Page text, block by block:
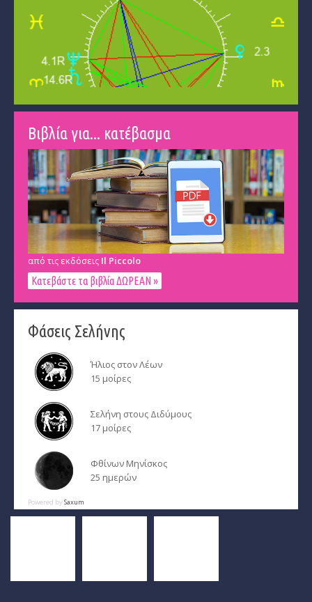
Βιβλία για... κατέβασμα
από τις εκδόσεις Il Piccolo
Κατεβάστε τα βιβλία ΔΩΡΕΑΝ »
Φάσεις Σελήνης
Ήλιος στον Λέων
15 μοίρες
Σελήνη στους Διδύμους
17 μοίρες
Φθίνων Μηνίσκος
25 ημερών
Powered bySaxum